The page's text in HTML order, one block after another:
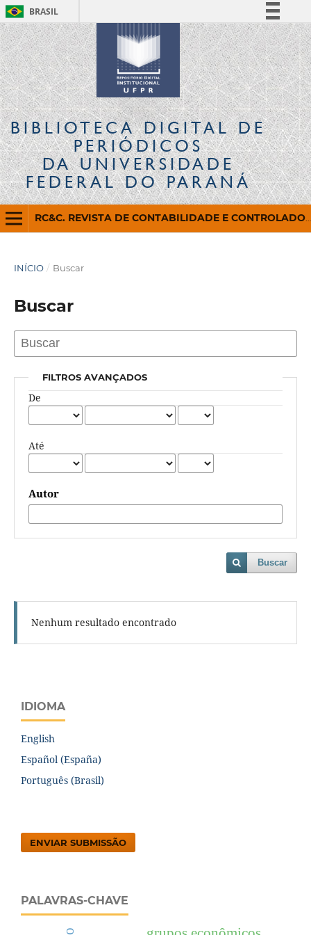
BRASIL
Simplifique!
Comunica BR
Participe
Acesso à informação
Legislação
Canais
BIBLIOTECA DIGITALDE
PERIÓDICOS
DA UNIVERSIDADE
FEDERAL DO PARANÁ
RC&C. REVISTA DE CONTABILIDADE E CONTROLADORIA
INÍCIO / Buscar
Buscar
FILTROS AVANÇADOS
De
Até
Autor
Buscar
Nenhum resultado encontrado
IDIOMA
English
Español (España)
Português (Brasil)
ENVIAR SUBMISSÃO
PALAVRAS-CHAVE